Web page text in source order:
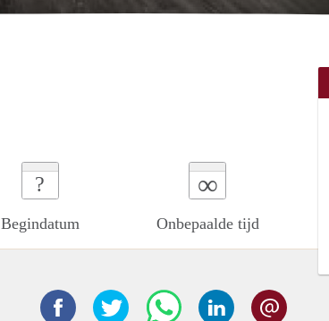
?
Begindatum
∞
Onbepaalde tijd